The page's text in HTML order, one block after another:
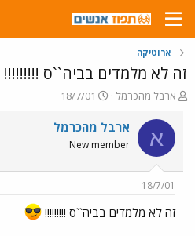
ארוטיקה
זה לא מלמדים בביה``ס !!!!!!!!!
פ
ו
ת
ח
ה
ש
א
ארבל מהכרמל
פ
ו
ר
ם
ר
י
18/7/01
א ארבל מהכרמל
New member
18/7/01
זה לא מלמדים בביה``ס !!!!!!!!!